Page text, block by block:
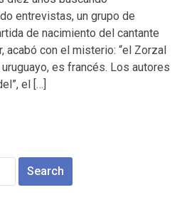
entrevistas, un grupo de
de nacimiento del cantante
acabó con el misterio: “el Zorzal
es francés. Los autores
el […]